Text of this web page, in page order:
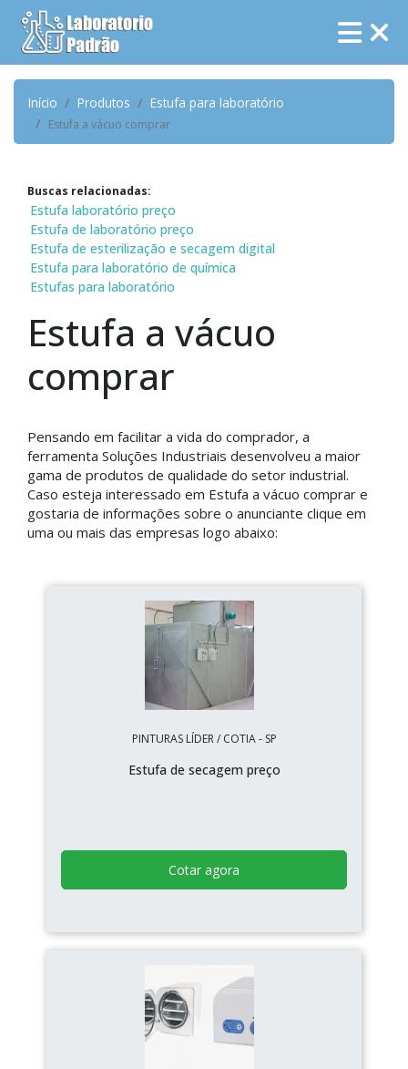
Início Produtos Estufa para laboratório
Estufa a vácuo comprar
Buscas relacionadas:
Estufa laboratório preço
Estufa de laboratório preço
Estufa de esterilização e secagem digital
Estufa para laboratório de química
Estufas para laboratório
Estufa a vácuo
comprar
Pensando em facilitar a vida do comprador, a
ferramenta Soluções Industriais desenvolveu a maior
gama de produtos de qualidade do setor industrial.
Caso esteja interessado em Estufa a vácuo comprar e
gostaria de informações sobre o anunciante clique em
uma ou mais das empresas logo abaixo:
PINTURAS LÍDER / COTIA - SP
Estufa de secagem preço
Cotar agora